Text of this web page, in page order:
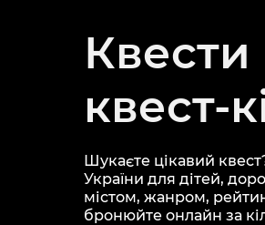
Квести
квест-
Шукаєте цікавий
України для дітей,
містом, жанром,
бронюйте онлайн за